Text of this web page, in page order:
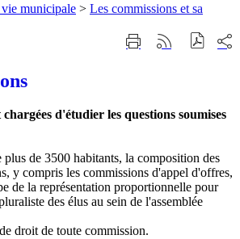
municipale > Les commissions et sa
ImprimerGénérer
sur
d'étudier les questions soumises
plus de 3500 habitants, la composition des
y compris les commissions d'appel d'offres,
de la représentation proportionnelle pour
des élus au sein de l'assemblée
droit de toute commission.